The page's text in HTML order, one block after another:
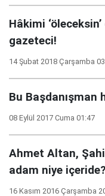
Hâkimi
gazeteci!
14 Şubat 2018 Çarşamba
Bu Başdanışman
08 Eylül 2017 Cuma 01:47
Ahmet Altan,
adam niye içeride?
16 Kasım 2016 Çarşamba